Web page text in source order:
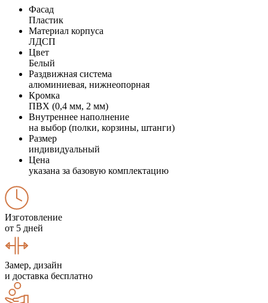
Фасад
Пластик
Материал корпуса
ЛДСП
Цвет
Белый
Раздвижная система
алюминиевая, нижнеопорная
Кромка
ПВХ (0,4 мм, 2 мм)
Внутреннее наполнение
на выбор (полки, корзины, штанги)
Размер
индивидуальный
Цена
указана за базовую комплектацию
Изготовление
от 5 дней
Замер, дизайн
и доставка бесплатно